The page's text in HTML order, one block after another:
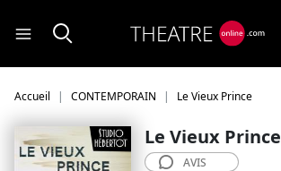
Accueil CONTEMPORAIN Le Vieux Prince
Le Vieux Prince
AVIS